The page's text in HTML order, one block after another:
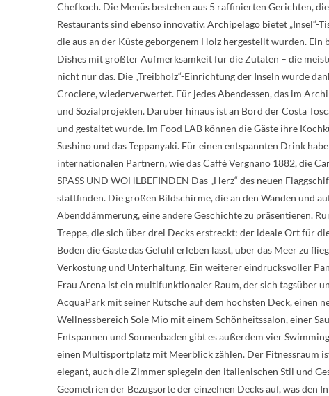
Chefkoch. Die Menüs bestehen aus 5 raffinierten Gerichten,
Restaurants sind ebenso innovativ. Archipelago bietet
die aus an der Küste geborgenem Holz hergestellt wurden.
Dishes mit größter Aufmerksamkeit für die Zutaten – die
nicht nur das. Die „Treibholz“-Einrichtung der Inseln wurde
Crociere, wiederverwertet. Für jedes Abendessen, das im
und Sozialprojekten. Darüber hinaus ist an Bord der Costa
und gestaltet wurde. Im Food LAB können die Gäste ihre
Sushino und das Teppanyaki. Für einen entspannten Drink
internationalen Partnern, wie das Caffè Vergnano 1882, die
SPASS UND WOHLBEFINDEN Das „Herz“ des neuen
stattfinden. Die großen Bildschirme, die an den Wänden und
Abenddämmerung, eine andere Geschichte zu präsentieren.
Treppe, die sich über drei Decks erstreckt: der ideale Ort für
Boden die Gäste das Gefühl erleben lässt, über das Meer zu
Verkostung und Unterhaltung. Ein weiterer eindrucksvoller
Frau Arena ist ein multifunktionaler Raum, der sich tagsüber
AcquaPark mit seiner Rutsche auf dem höchsten Deck, einen
Wellnessbereich Sole Mio mit einem Schönheitssalon, einer
Entspannen und Sonnenbaden gibt es außerdem vier
einen Multisportplatz mit Meerblick zählen. Der Fitnessraum
elegant, auch die Zimmer spiegeln den italienischen Stil und
Geometrien der Bezugsorte der einzelnen Decks auf, was